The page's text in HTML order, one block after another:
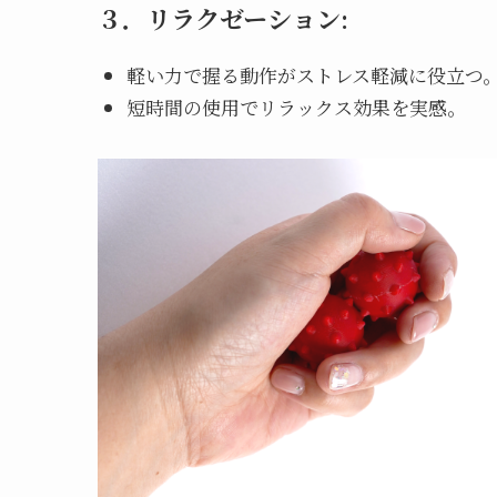
３． リラクゼーション:
軽い力で握る動作がストレス軽減に役立つ
短時間の使用でリラックス効果を実感。